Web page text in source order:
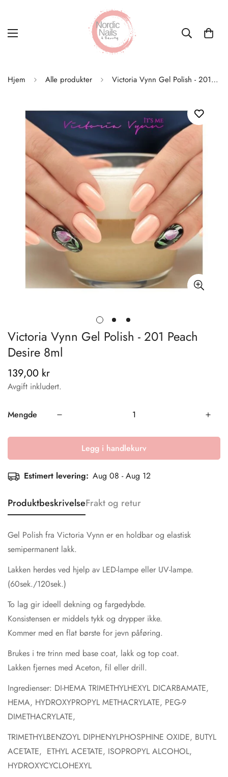
Hjem Alle produkter Victoria Vynn Gel Polish - 201 Peach Desire 8ml
Victoria Vynn Gel Polish - 201 Peach
Desire 8ml
Vanlig
pris
139,00 kr
Avgift inkludert.
Mengde
Legg i handlekurv
Estimert levering: Aug 08 - Aug 12
ProduktbeskrivelseFrakt og retur
Gel Polish fra Victoria Vynn er en holdbar og elastisk
semipermanent lakk.
Lakken herdes ved hjelp av LED-lampe eller UV-lampe.
(60sek./120sek.)
To lag gir ideell dekning og fargedybde.
Konsistensen er middels tykk og drypper ikke.
Kommer med en flat børste for jevn påføring.
Brukes i tre trinn med base coat, lakk og top coat.
Lakken fjernes med Aceton, fil eller drill.
Ingredienser: DI-HEMA TRIMETHYLHEXYL DICARBAMATE,
HEMA, HYDROXYPROPYL METHACRYLATE, PEG-9
DIMETHACRYLATE,
TRIMETHYLBENZOYL DIPHENYLPHOSPHINE OXIDE, BUTYL
ACETATE, ETHYL ACETATE, ISOPROPYL ALCOHOL,
HYDROXYCYCLOHEXYL